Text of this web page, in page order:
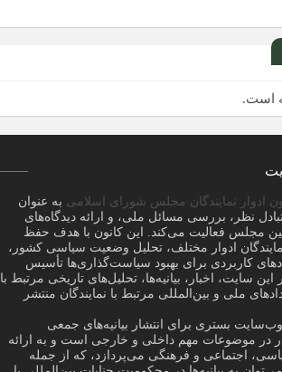
است.
ادوار نمایندگان مجلس شورای اسلامی به عنوان
نظر، بررسی مسائل ملی، و ارائه دیدگاه‌های
مجلس فعالیت می‌کند. این کانون با هدف حفظ
نمایندگان ادوار مختلف، تحلیل وضعیت سیاسی کشور،
کاربردی برای بهبود سیاست‌گذاری‌ها تأسیس
سایت، اخبار، بیانیه‌ها، تحلیل‌های تاریخی مرتبط با
ملی و بین‌المللی مرتبط با نمایندگان منتشر
بستری برای انتشار بیانیه‌های جمعی
در موضوعات مهم داخلی و خارجی است و به ارائه
اجتماعی و فرهنگی می‌پردازد، که از جمله